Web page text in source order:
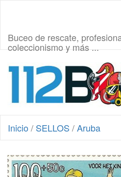
Buceo de rescate,
coleccionismo y más ...
Inicio / SELLOS /Aruba